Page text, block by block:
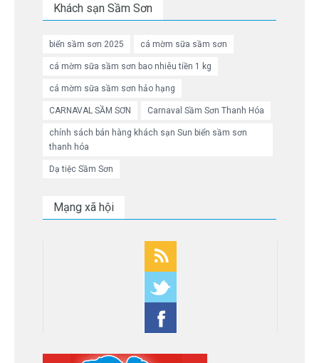
Khách sạn Sầm Sơn
biển sầm sơn 2025 cá mờm sữa sầm sơn
cá mờm sữa sầm sơn bao nhiêu tiền 1 kg
cá mờm sữa sầm sơn hảo hạng
CARNAVAL SẦM SƠN Carnaval Sầm Sơn Thanh Hóa
chính sách bán hàng khách sạn Sun biển sầm sơn
thanh hóa
Dạ tiệc Sầm Sơn
Mạng xã hội